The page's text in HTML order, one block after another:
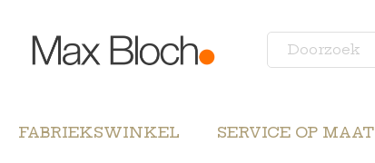
FABRIEKSWINKEL SERVICE OP MAAT